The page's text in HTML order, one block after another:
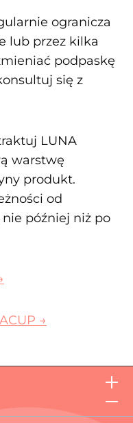
ogranicza
lub przez kilka
podpaskę
się z
LUNA
warstwę
produkt.
od
później niż po
→